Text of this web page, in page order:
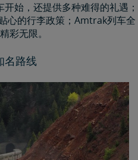
始，还提供多种难得的礼遇；
心的行李政策；Amtrak列车全
彩无限。
名路线